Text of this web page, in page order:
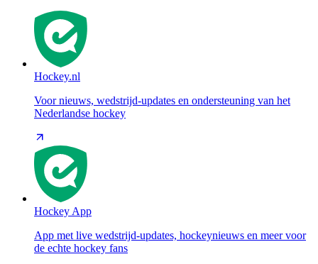
Hockey.nl
Voor nieuws, wedstrijd-updates en ondersteuning van het
Nederlandse hockey
Hockey App
App met live wedstrijd-updates, hockeynieuws en meer voor
de echte hockey fans